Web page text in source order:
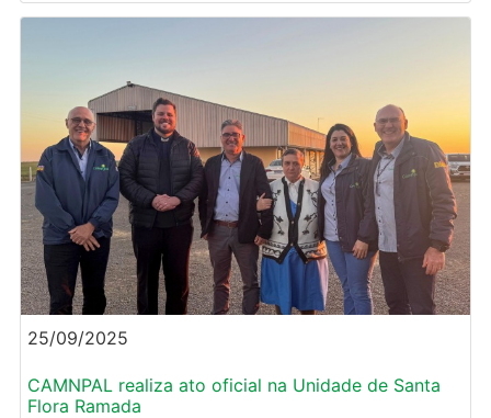
25/09/2025
CAMNPAL realiza ato oficial na Unidade de Santa
Flora Ramada